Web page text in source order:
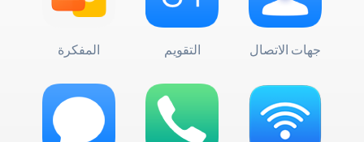
جهات الاتصال التقويم المفكرة